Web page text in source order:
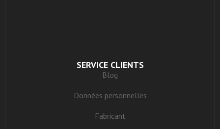
SERVICE CLIENTS
Blog
Données personnelles
Fabricant